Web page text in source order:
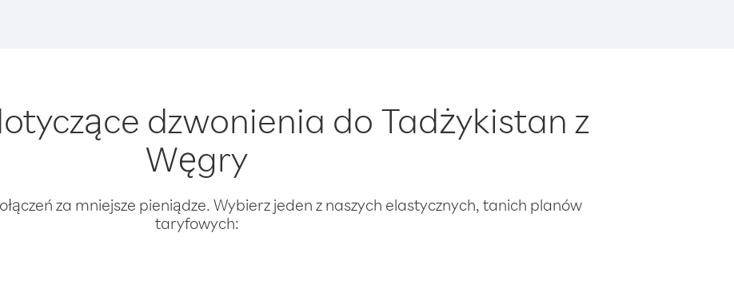
dzwonienia do Tadżykistan z
Węgry
za mniejsze pieniądze. Wybierz jeden z naszych elastycznych, tanich planów
taryfowych: